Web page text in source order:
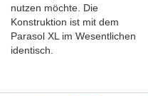
nutzen möchte. Die
Konstruktion ist mit dem
Parasol XL im Wesentlichen
identisch.